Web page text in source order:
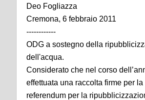
Deo Fogliazza
Cremona, 6 febbraio 2011
------------
ODG a sostegno della
dell'acqua.
Considerato che nel corso
effettuata una raccolta firme per
referendum per la